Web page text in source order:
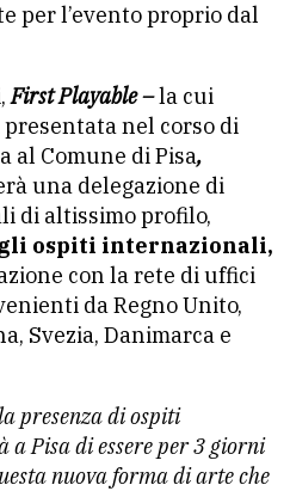
per l’evento proprio dal
First Playable –la cui
nel corso di
al Comune di Pisa,
una delegazione di
di altissimo profilo,
ospiti internazionali,
con la rete di uffici
da Regno Unito,
Svezia, Danimarca e
presenza di ospiti
Pisa di essere per 3 giorni
nuova forma di arte che